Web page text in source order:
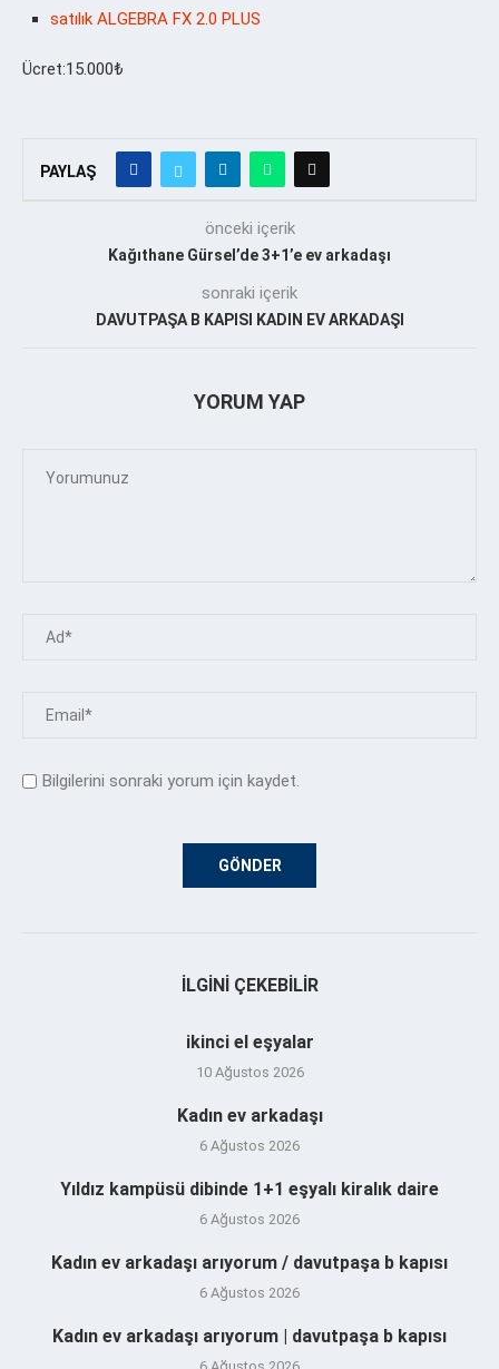
satılık ALGEBRA FX 2.0 PLUS
Ücret:15.000₺
PAYLAŞ
önceki içerik
Kağıthane Gürsel’de 3+1’e ev arkadaşı
sonraki içerik
DAVUTPAŞA B KAPISI KADIN EV ARKADAŞI
YORUM YAP
Bilgilerini sonraki yorum için kaydet.
İLGINI ÇEKEBILIR
ikinci el eşyalar
10 Ağustos 2026
Kadın ev arkadaşı
6 Ağustos 2026
Yıldız kampüsü dibinde 1+1 eşyalı kiralık daire
6 Ağustos 2026
Kadın ev arkadaşı arıyorum / davutpaşa b kapısı
6 Ağustos 2026
Kadın ev arkadaşı arıyorum | davutpaşa b kapısı